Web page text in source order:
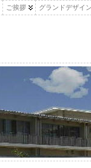
ご挨拶 グランドデザイ